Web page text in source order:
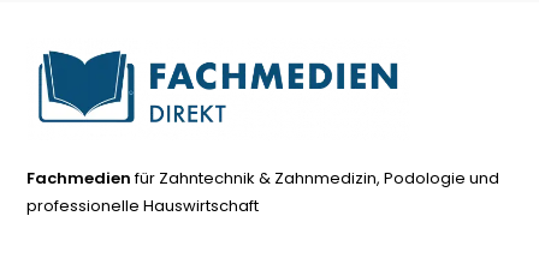
Fachmedienfür Zahntechnik & Zahnmedizin, Podologie und
professionelle Hauswirtschaft